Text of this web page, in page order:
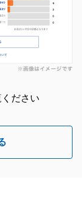
ださい